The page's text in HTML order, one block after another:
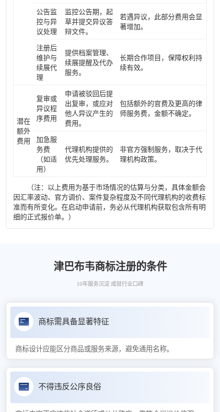
公告监
控与异
议处理
监控公告期，起
草并提交异议答
辩文件。
若遇异议，此部分费用会显
著增加。
注册后
维护与
续展代
理
提供档案管理、
续展提醒及代办
服务。
长期合作项目，保障权利持
续有效。
潜在
额外
费用
复审或
异议程
序费用
申请被驳回后提
出复审，或应对
他人异议产生的
费用。
包括额外的官费及更高的律
师服务费，金额不确定。
加急服
务费
（如适
用）
代理机构提供的
优先处理服务。
非官方强制服务，取决于代
理机构政策。
（注：以上费用为基于市场情况的估算与分类，具体金额会
因汇率波动、官方调价、案件复杂程度及不同代理机构的收费标
准而有所变化。在启动申请前，务必从代理机构获取包含所有明
细的正式报价单。）
津巴布韦商标注册的条件
10年服务沉淀 成就行业口碑
商标需具备显著特征
商标设计应能区分商品或服务来源，避免通用名称。
不得违反公序良俗